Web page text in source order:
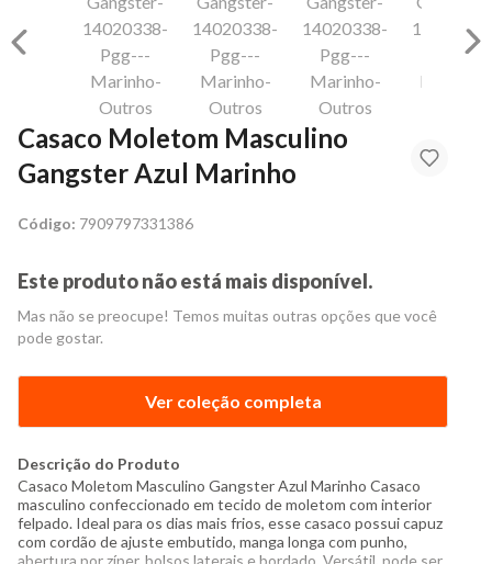
Casaco Moletom Masculino
Gangster Azul Marinho
Código: 7909797331386
Este produto não está mais disponível.
Mas não se preocupe! Temos muitas outras opções que você
pode gostar.
Ver coleção completa
Descrição do Produto
Casaco Moletom Masculino Gangster Azul Marinho Casaco
masculino confeccionado em tecido de moletom com interior
felpado. Ideal para os dias mais frios, esse casaco possui capuz
com cordão de ajuste embutido, manga longa com punho,
abertura por zíper, bolsos laterais e bordado. Versátil, pode ser